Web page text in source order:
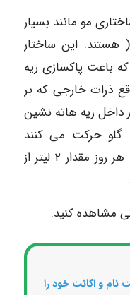
مو مانند بسیار
هستند. این ساختار
باعث پاکسازی ریه
ذرات خارجی که بر
ریه هاته نشین
حرکت می کنند
(شکل ۴). تخمین زده می شود که هر روز مقدار ۲ لیتر از
مشاهده کنید.
نام و اکانت خود را